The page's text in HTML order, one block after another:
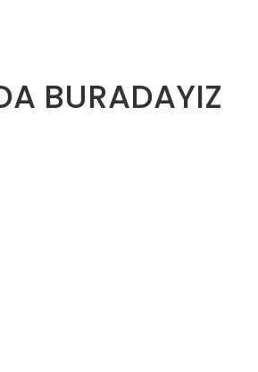
BURADAYIZ